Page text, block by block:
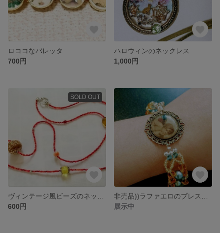
ロココなバレッタ
700円
ハロウィンのネックレス
1,000円
SOLD OUT
600円
展示中